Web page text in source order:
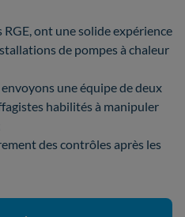
ont une solide expérience
de pompes à chaleur
une équipe de deux
habilités à manipuler
des contrôles après les